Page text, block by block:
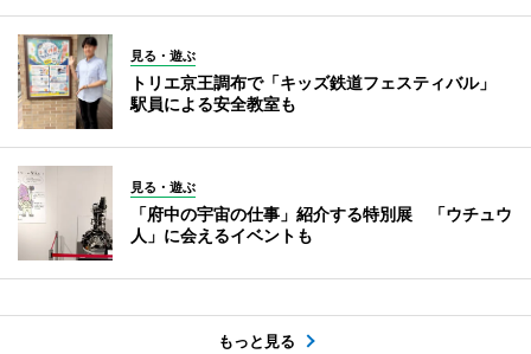
見る・遊ぶ
トリエ京王調布で「キッズ鉄道フェスティバル」
駅員による安全教室も
見る・遊ぶ
「府中の宇宙の仕事」紹介する特別展 「ウチュウ
人」に会えるイベントも
もっと見る